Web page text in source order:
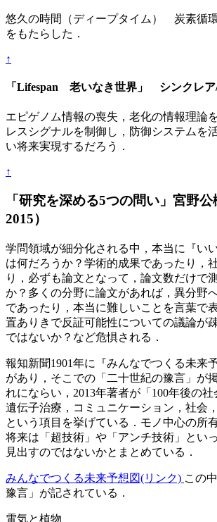
悠久の時間（ディープタイム） 炭素循
をもたらした．
↑
「Lifespan 老いなき世界」 シンクレ
エピゲノム情報の喪失，老化の情報理論
レスシグナルを制御し，防御システムを
い将来実現するだろう．
↑
「研究を深める5つの問い」宮野公
2015）
学問領域が細分化される中，本当に『い
は何だろうか？学術的成果であったり，
り，必ずも論文となって，論文数だけで
か？多くの分野に論文があれば，異分野
であったり，本当に難しいことを言葉で
置ありきで反証可能性についての議論が
ではないか？など危惧される．
報知新聞1901年に『みんなでつくる未来
があり，そこでの「二十世紀の豫言」が
れにならい，2013年著者が「100年後の社
遺伝子治療，コミュニケーション，社会
という項目を挙げている．モノ中心の所
将来は「超技術」や「アンチ技術」とい
見出すのではないかとまとめている．
みんなでつくる未来予想図(リンク) この
豫言」が記されている．
電気と植物